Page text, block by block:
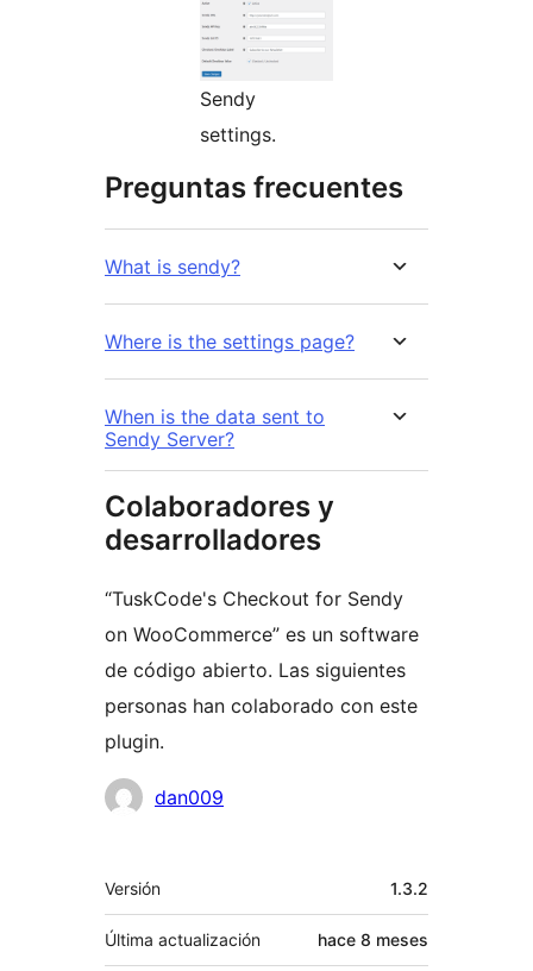
Sendy
settings.
Preguntas frecuentes
What is sendy?
Where is the settings page?
When is the data sent to
Sendy Server?
Colaboradores y
desarrolladores
“TuskCode's Checkout for Sendy
on WooCommerce” es un software
de código abierto. Las siguientes
personas han colaborado con este
plugin.
Colaboradores
dan009
Meta
Versión 1.3.2
Última actualización hace 8 meses